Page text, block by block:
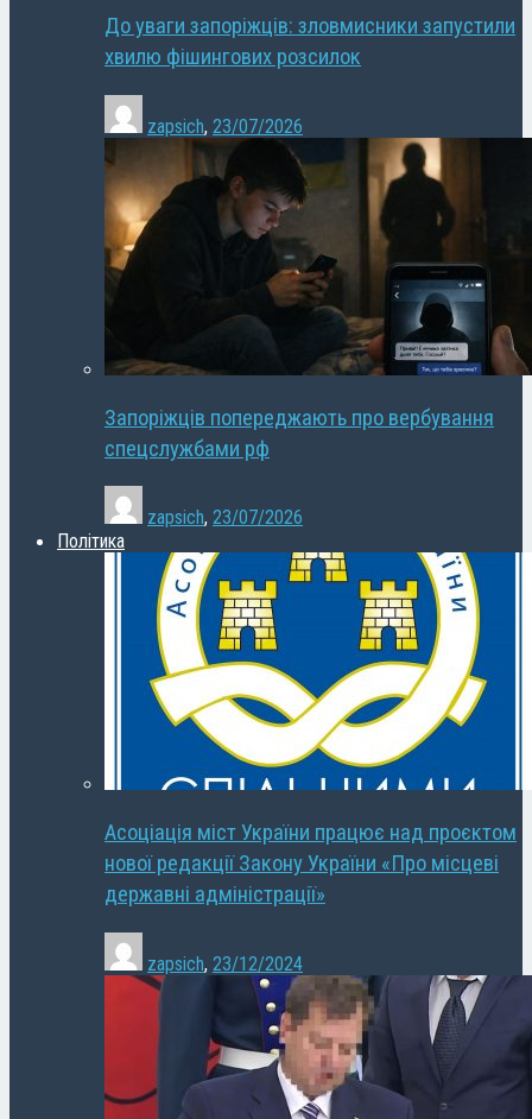
До уваги запоріжців: зловмисники запустили
хвилю фішингових розсилок
zapsich, 23/07/2026
Запоріжців попереджають про вербування
спецслужбами рф
zapsich, 23/07/2026
Політика
Асоціація міст України працює над проєктом
нової редакції Закону України «Про місцеві
державні адміністрації»
zapsich, 23/12/2024